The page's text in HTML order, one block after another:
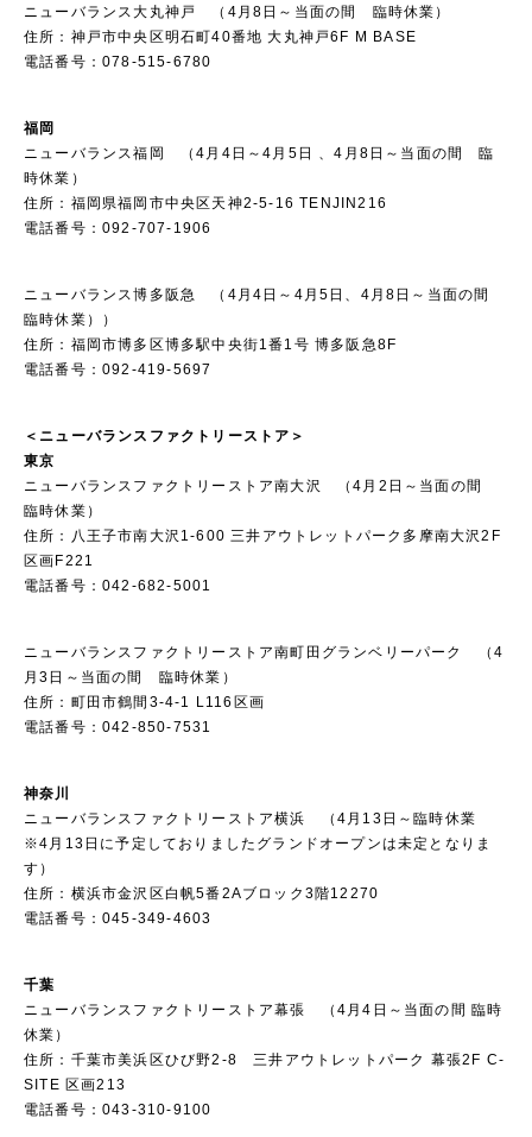
ニューバランス大丸神戸 （4月8日～当面の間 臨時休業）
住所：神戸市中央区明石町40番地 大丸神戸6F M BASE
電話番号：078-515-6780
福岡
ニューバランス福岡 （4月4日～4月5日 、4月8日～当面の間 臨
時休業）
住所：福岡県福岡市中央区天神2-5-16 TENJIN216
電話番号：092-707-1906
ニューバランス博多阪急 （4月4日～4月5日、4月8日～当面の間
臨時休業））
住所：福岡市博多区博多駅中央街1番1号 博多阪急8F
電話番号：092-419-5697
＜ニューバランスファクトリーストア＞
東京
ニューバランスファクトリーストア南大沢 （4月2日～当面の間
臨時休業）
住所：八王子市南大沢1-600 三井アウトレットパーク多摩南大沢2F
区画F221
電話番号：042-682-5001
ニューバランスファクトリーストア南町田グランベリーパーク （4
月3日～当面の間 臨時休業）
住所：町田市鶴間3-4-1 L116区画
電話番号：042-850-7531
神奈川
ニューバランスファクトリーストア横浜 （4月13日～臨時休業
※4月13日に予定しておりましたグランドオープンは未定となりま
す）
住所：横浜市金沢区白帆5番2Aブロック3階12270
電話番号：045-349-4603
千葉
ニューバランスファクトリーストア幕張 （4月4日～当面の間 臨時
休業）
住所：千葉市美浜区ひび野2-8 三井アウトレットパーク 幕張2F C-
SITE 区画213
電話番号：043-310-9100